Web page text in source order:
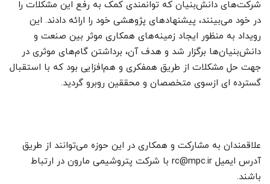
شرکت‌های دانش‌بنیان که توانمندی کمک به رفع این مشکلات را
در خود می‌بینند، پیشنهاد‌های پژوهشی خود را ارائه دادند. این
رویداد به منظور ایجاد زمینه‌های همکاری موثر بین صنعت و
دانش‌بنیان‌ها برگزار شد و هدف آن، برداشتن گام‌های موثری در
جهت حل مشکلات از طریق همفکری و هم‌افزایی بود که با استقبال
گسترده ای ازسوی متخصصان و محققین روبرو گردید.
علاقمندان به مشارکت و همکاری در این حوزه می‌توانند از طریق
آدرس ایمیل rc@mpc.ir با شرکت پتروشیمی مارون در ارتباط
باشند.